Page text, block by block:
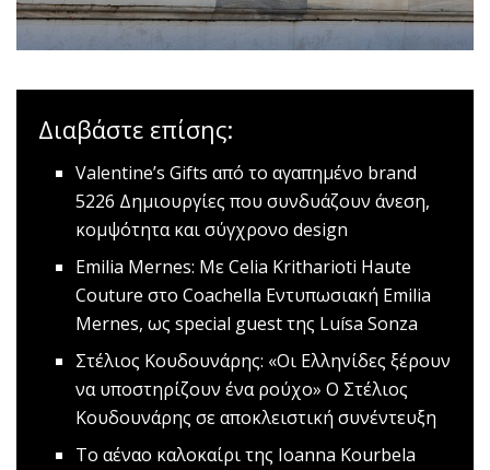
Διαβάστε επίσης:
Valentine’s Gifts από το αγαπημένο brand
5226 Δημιουργίες που συνδυάζουν άνεση,
κομψότητα και σύγχρονο design
Emilia Mernes: Με Celia Kritharioti Haute
Couture στο Coachella Εντυπωσιακή Emilia
Mernes, ως special guest της Luísa Sonza
Στέλιος Κουδουνάρης: «Οι Ελληνίδες ξέρουν
να υποστηρίζουν ένα ρούχο» O Στέλιος
Κουδουνάρης σε αποκλειστική συνέντευξη
Το αέναο καλοκαίρι της Ioanna Kourbela